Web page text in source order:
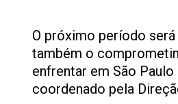
O próximo período
também o
enfrentar em São
coordenado pela